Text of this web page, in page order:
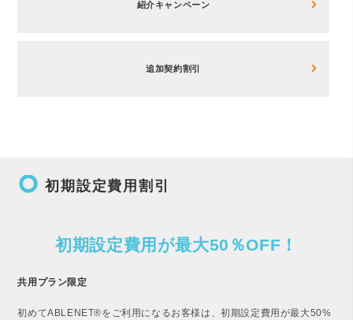
紹介キャンペーン
追加契約割引
trip_origin 初期設定費用割引
初期設定費用が最大50％OFF！
共用プラン限定
初めてABLENET®をご利用になるお客様は、初期設定費用が最大50%